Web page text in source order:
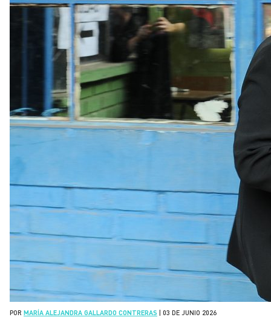
POR MARÍA ALEJANDRA GALLARDO CONTRERAS 03 DE JUNIO 2026